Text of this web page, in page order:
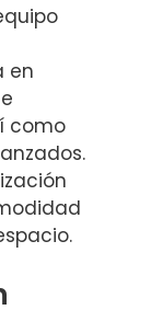
en
como